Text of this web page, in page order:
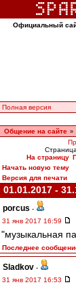
Официальный
Полная версия
Общение на сайте »
Страница
На страницу
Начать новую тему
Версия для печати
01.01.2017 -
porcus -
31 янв 2017 16:59
"музыкальная
Последнее
Sladkov -
31 янв 2017 16:53